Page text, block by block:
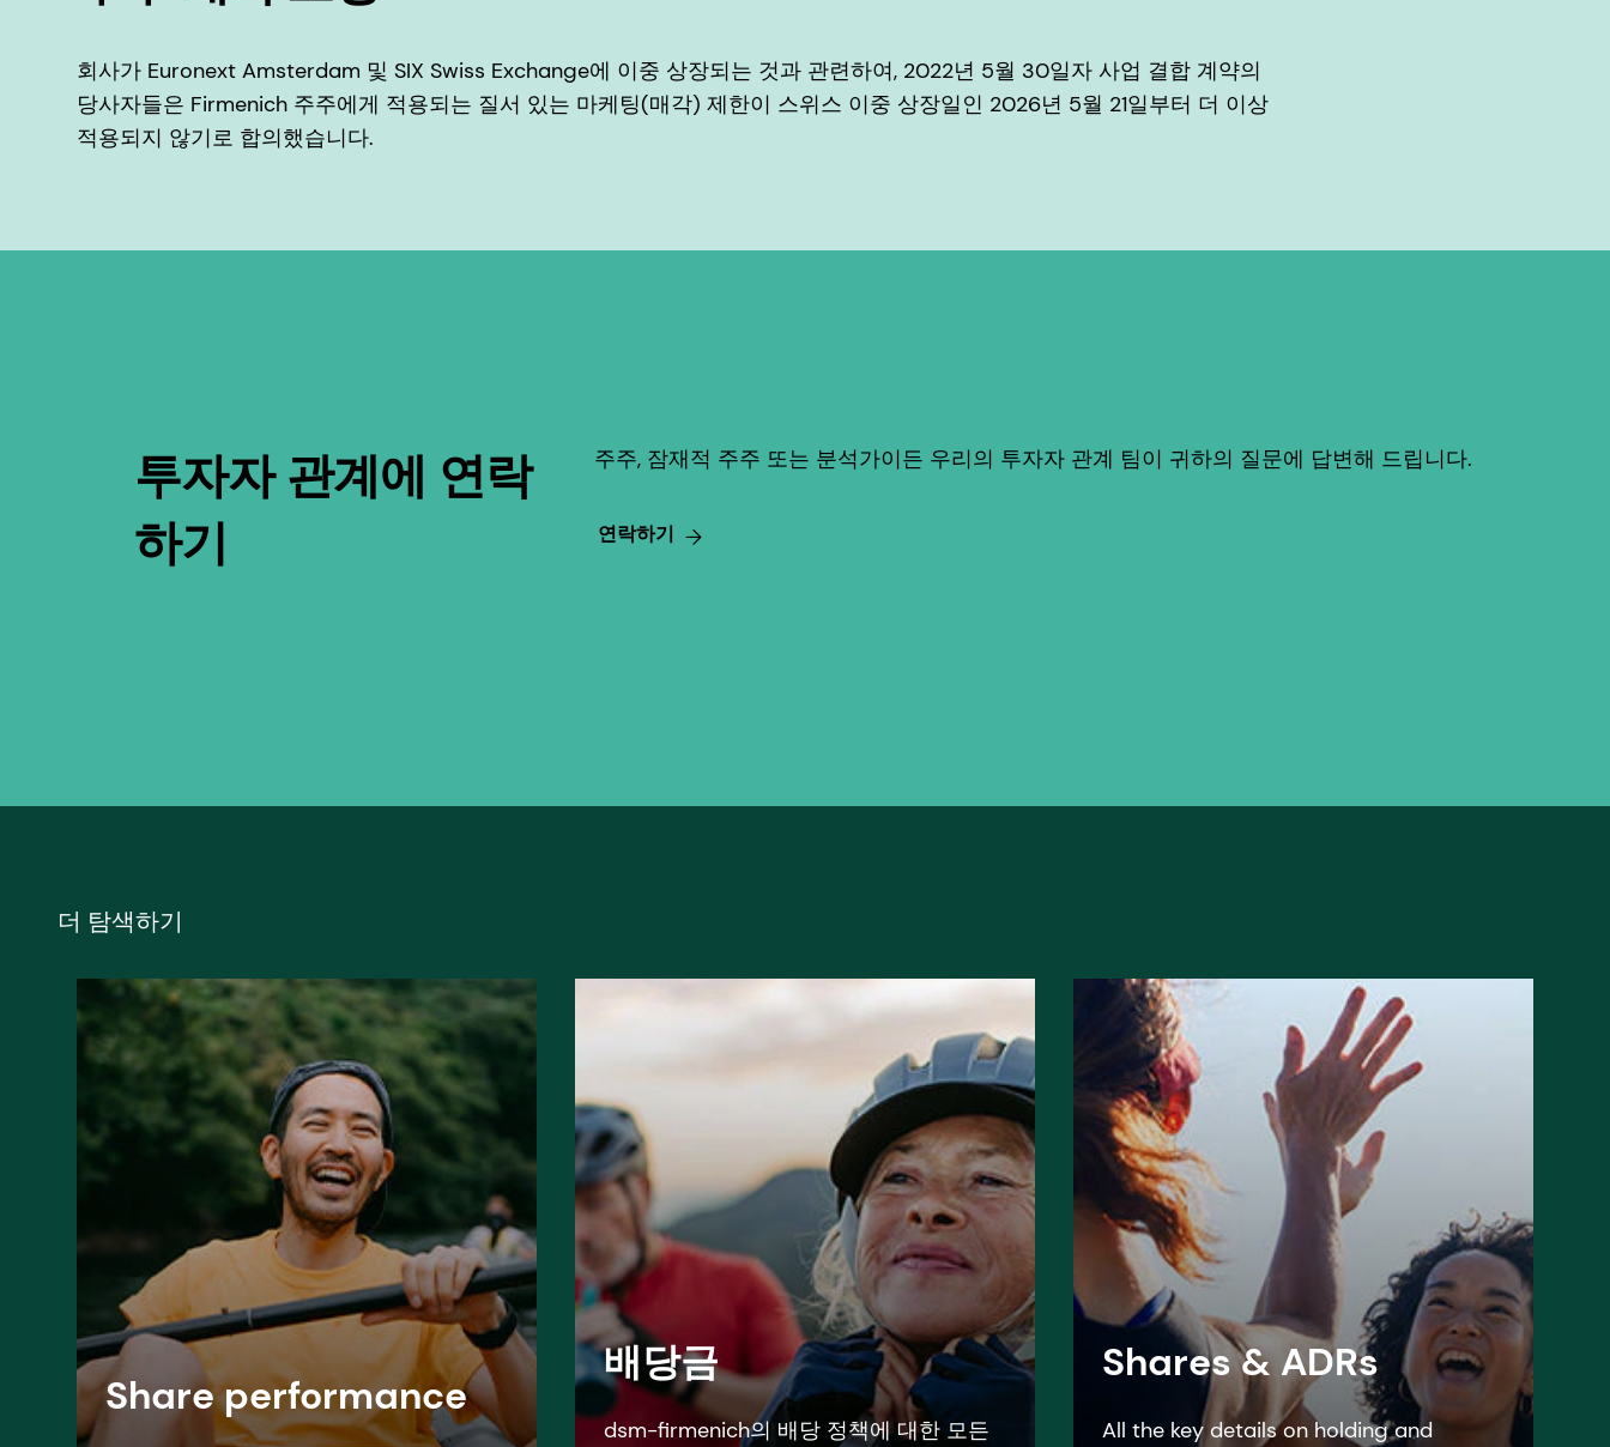
회사가 Euronext Amsterdam 및 SIX Swiss Exchange에 이중 상장되는 것과 관련하여, 2022년 5월 30일자 사업 결합 계약의
당사자들은 Firmenich 주주에게 적용되는 질서 있는 마케팅(매각) 제한이 스위스 이중 상장일인 2026년 5월 21일부터 더 이상
적용되지 않기로 합의했습니다.
투자자 관계에 연락
하기
주주, 잠재적 주주 또는 분석가이든 우리의 투자자 관계 팀이 귀하의 질문에 답변해 드립니다.
연락하기
더 탐색하기
Share performance
배당금
dsm-firmenich의 배당 정책에 대한 모든
Shares & ADRs
All the key details on holding and